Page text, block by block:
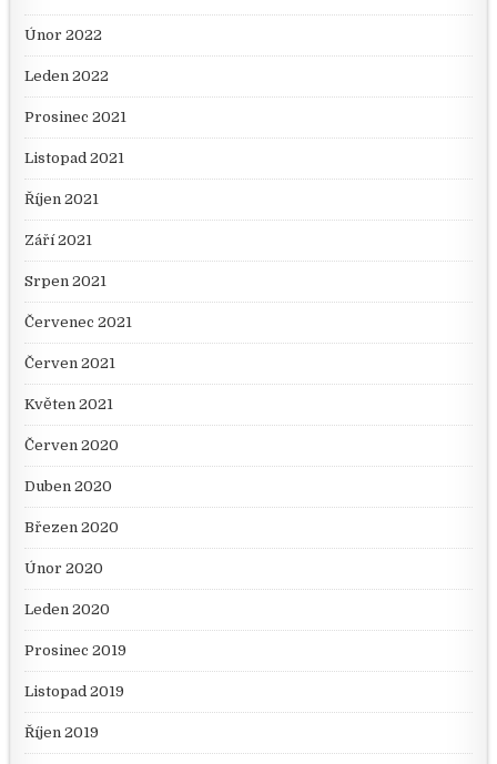
Únor 2022
Leden 2022
Prosinec 2021
Listopad 2021
Říjen 2021
Září 2021
Srpen 2021
Červenec 2021
Červen 2021
Květen 2021
Červen 2020
Duben 2020
Březen 2020
Únor 2020
Leden 2020
Prosinec 2019
Listopad 2019
Říjen 2019